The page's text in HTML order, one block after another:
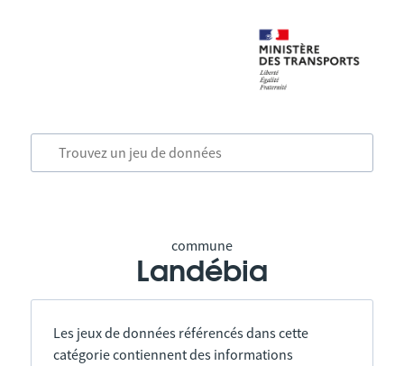
commune
Landébia
Les jeux de données référencés dans cette
catégorie contiennent des informations